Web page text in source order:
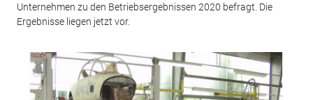
Unternehmen zu den Betriebsergebnissen 2020 befragt. Die
Ergebnisse liegen jetzt vor.